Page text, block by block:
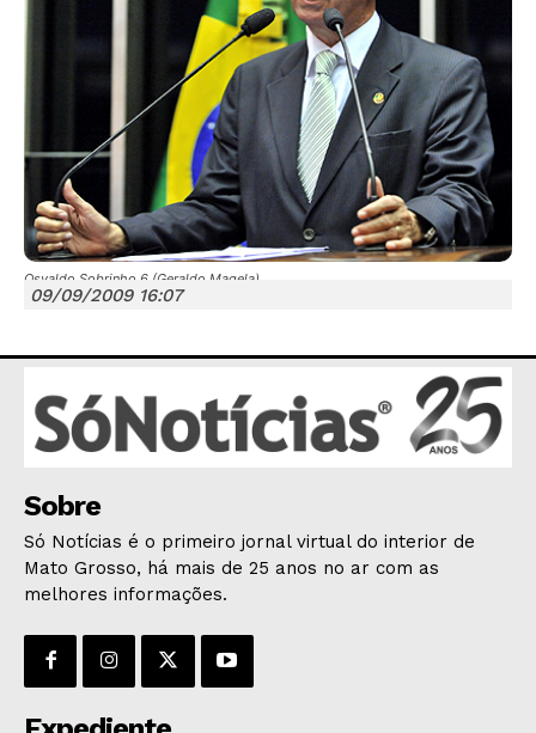
Só Notícias
POLÍCIA
ESPORTES
ECONOMIA
OPINIÃO
Osvaldo Sobrinho 6 (Geraldo Magela)
09/09/2009 16:07
Sobre
Só Notícias é o primeiro jornal virtual do interior de
Mato Grosso, há mais de 25 anos no ar com as
melhores informações.